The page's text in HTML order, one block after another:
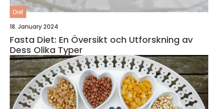
Diet
18. January 2024
Fasta Diet: En Översikt och Utforskning av
Dess Olika Typer